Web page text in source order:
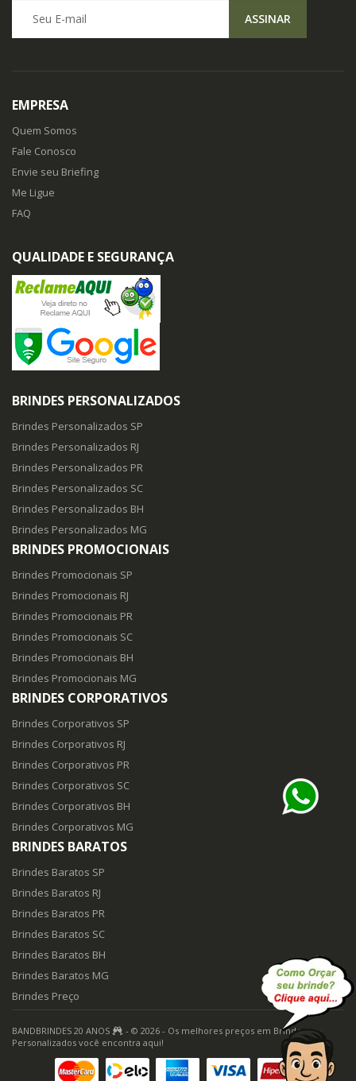
ASSINAR
EMPRESA
Quem Somos
Fale Conosco
Envie seu Briefing
Me Ligue
FAQ
QUALIDADE E SEGURANÇA
BRINDES PERSONALIZADOS
Brindes Personalizados SP
Brindes Personalizados RJ
Brindes Personalizados PR
Brindes Personalizados SC
Brindes Personalizados BH
Brindes Personalizados MG
BRINDES PROMOCIONAIS
Brindes Promocionais SP
Brindes Promocionais RJ
Brindes Promocionais PR
Brindes Promocionais SC
Brindes Promocionais BH
Brindes Promocionais MG
BRINDES CORPORATIVOS
Brindes Corporativos SP
Brindes Corporativos RJ
Brindes Corporativos PR
Brindes Corporativos SC
Brindes Corporativos BH
Brindes Corporativos MG
BRINDES BARATOS
Brindes Baratos SP
Brindes Baratos RJ
Brindes Baratos PR
Brindes Baratos SC
Brindes Baratos BH
Brindes Baratos MG
Brindes Preço
BANDBRINDES 20 ANOS
- © 2026 - Os melhores preços em Brindes
Personalizados você encontra aqui!